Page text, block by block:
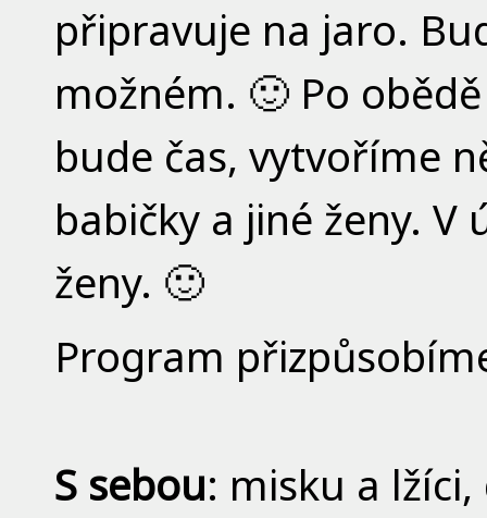
připravuje na jaro.
možném. 🙂 Po
bude čas, vytvoříme
babičky a jiné ženy.
ženy. 🙂
Program
S sebou: misku a